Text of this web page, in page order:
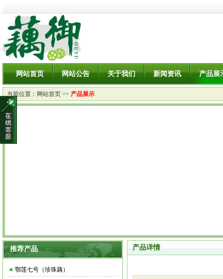
网站首页 网站公告 关于我们 新闻资讯 产品展
当前位置： 网站首页 >> 产品展示
推荐产品
鄂莲七号（珍珠藕）
产品详情